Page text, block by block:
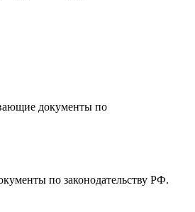
документы по
по законодательству РФ.